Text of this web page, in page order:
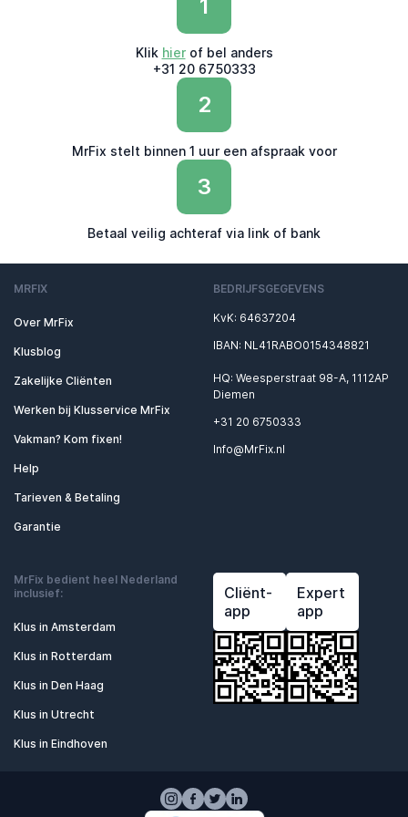
1
Klik hierof bel anders
+31 20 6750333
2
MrFix stelt binnen 1 uur een afspraak voor
3
Betaal veilig achteraf via link of bank
MRFIX
Over MrFix
Klusblog
Zakelijke Cliënten
Werken bij Klusservice MrFix
Vakman? Kom fixen!
Help
Tarieven & Betaling
Garantie
BEDRIJFSGEGEVENS
KvK: 64637204
IBAN: NL41RABO0154348821
HQ: Weesperstraat 98-A, 1112AP
Diemen
+31 20 6750333
Info@MrFix.nl
MrFix bedient heel Nederland
inclusief:
Klus in Amsterdam
Klus in Rotterdam
Klus in Den Haag
Klus in Utrecht
Klus in Eindhoven
Cliënt-
app
Expert
app